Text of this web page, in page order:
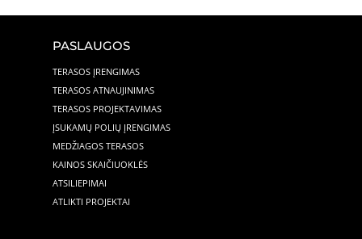
PASLAUGOS
TERASOS ĮRENGIMAS
TERASOS ATNAUJINIMAS
TERASOS PROJEKTAVIMAS
ĮSUKAMŲ POLIŲ ĮRENGIMAS
MEDŽIAGOS TERASOS
KAINOS SKAIČIUOKLĖS
ATSILIEPIMAI
ATLIKTI PROJEKTAI